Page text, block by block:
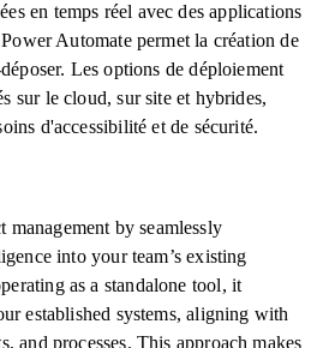
en temps réel avec des applications
Automate permet la création de
Les options de déploiement
sur le cloud, sur site et hybrides,
d'accessibilité et de sécurité.
management by seamlessly
into your team’s existing
as a standalone tool, it
established systems, aligning with
and processes. This approach makes